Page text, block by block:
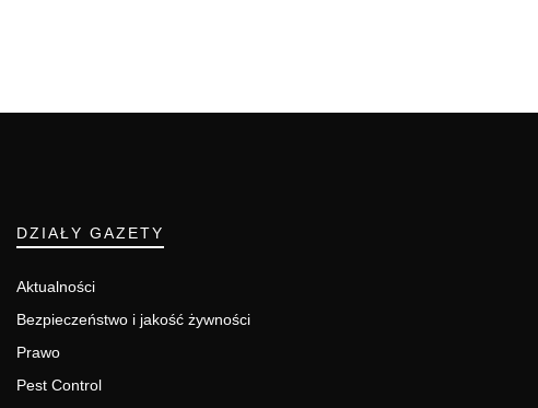
DZIAŁY GAZETY
Aktualności
Bezpieczeństwo i jakość żywności
Prawo
Pest Control